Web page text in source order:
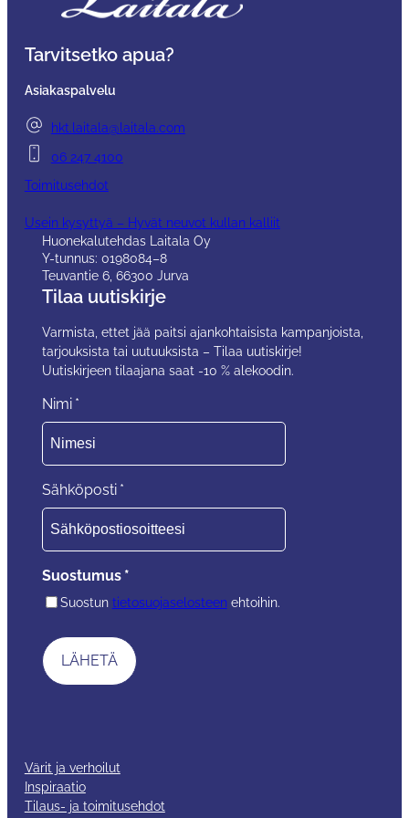
Tarvitsetko apua?
Asiakaspalvelu
hkt.laitala@laitala.com
06 247 4100
Toimitusehdot
Usein kysyttyä – Hyvät neuvot kullan kalliit
Huonekalutehdas Laitala Oy
Y-tunnus: 0198084–8
Teuvantie 6, 66300 Jurva
Tilaa uutiskirje
Varmista, ettet jää paitsi ajankohtaisista kampanjoista,
tarjouksista tai uutuuksista – Tilaa uutiskirje!
Uutiskirjeen tilaajana saat -10 % alekoodin.
Nimi *
Sähköposti *
Suostumus *
Suostun tietosuojaselosteen ehtoihin.
Värit ja verhoilut
Inspiraatio
Tilaus- ja toimitusehdot